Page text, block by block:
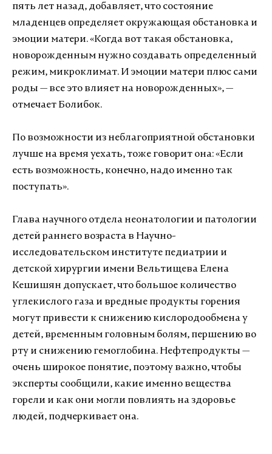
пять лет назад, добавляет, что состояние
младенцев определяет окружающая обстановка и
эмоции матери. «Когда вот такая обстановка,
новорожденным нужно создавать определенный
режим, микроклимат. И эмоции матери плюс сами
роды — все это влияет на новорожденных», —
отмечает Болибок.
По возможности из неблагоприятной обстановки
лучше на время уехать, тоже говорит она: «Если
есть возможность, конечно, надо именно так
поступать».
Глава научного отдела неонатологии и патологии
детей раннего возраста в Научно-
исследовательском институте педиатрии и
детской хирургии имени Вельтищева Елена
Кешишян допускает, что большое количество
углекислого газа и вредные продукты горения
могут привести к снижению кислородообмена у
детей, временным головным болям, першению во
рту и снижению гемоглобина. Нефтепродукты —
очень широкое понятие, поэтому важно, чтобы
эксперты сообщили, какие именно вещества
горели и как они могли повлиять на здоровье
людей, подчеркивает она.